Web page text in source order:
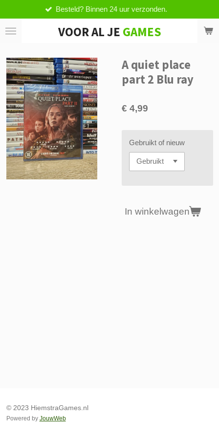
direct
naar
VOOR AL JE GAMES
Besteld? Binnen 24 uur verzonden.
A quiet place
part 2 Blu ray
€ 4,99
Gebruikt of nieuw
In winkelwagen
© 2023 HiemstraGames.nl
Powered by JouwWeb